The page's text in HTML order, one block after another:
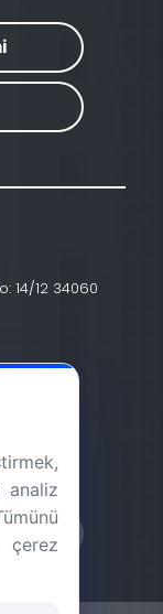
14/12 34060
analiz
çerez